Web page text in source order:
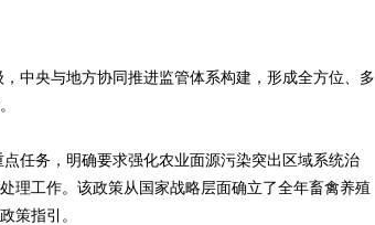
央与地方协同推进监管体系构建，形成全方位、多
任务，明确要求强化农业面源污染突出区域系统治
理工作。该政策从国家战略层面确立了全年畜禽养殖
策指引。